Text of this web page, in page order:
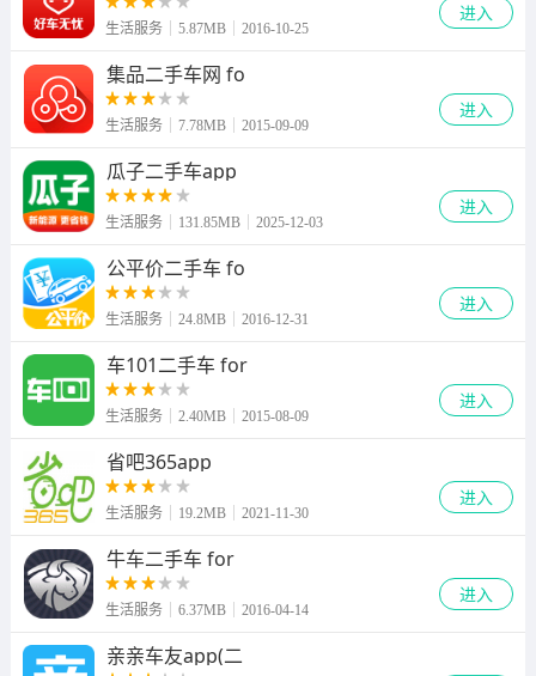
生活服务 5.87MB 2016-10-25
进入
集品二手车网 fo
生活服务 7.78MB 2015-09-09
进入
瓜子二手车app
生活服务 131.85MB 2025-12-03
进入
公平价二手车 fo
生活服务 24.8MB 2016-12-31
进入
车101二手车 for
生活服务 2.40MB 2015-08-09
进入
省吧365app
生活服务 19.2MB 2021-11-30
进入
牛车二手车 for
生活服务 6.37MB 2016-04-14
进入
亲亲车友app(二